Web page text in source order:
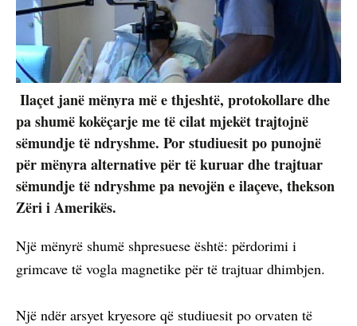
Ilaçet janë mënyra më e thjeshtë, protokollare dhe
pa shumë kokëçarje me të cilat mjekët trajtojnë
sëmundje të ndryshme. Por studiuesit po punojnë
për mënyra alternative për të kuruar dhe trajtuar
sëmundje të ndryshme pa nevojën e ilaçeve, thekson
Zëri i Amerikës.
Një mënyrë shumë shpresuese është: përdorimi i
grimcave të vogla magnetike për të trajtuar dhimbjen.
Një ndër arsyet kryesore që studiuesit po orvaten të